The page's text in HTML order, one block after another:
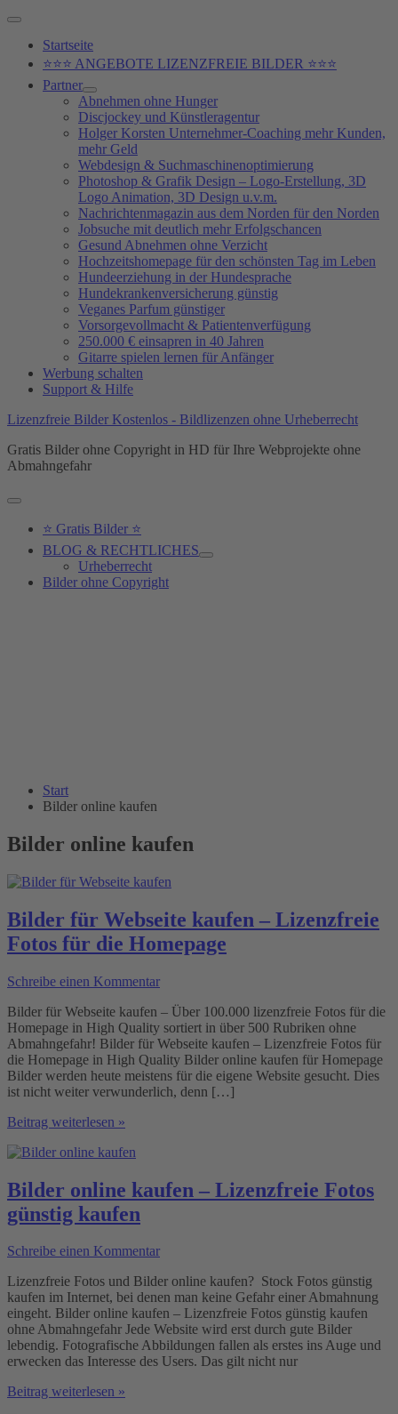
Zum
springen
Above
HeaderStartseite
⭐⭐⭐ ANGEBOTE LIZENZFREIE BILDER ⭐⭐⭐
Partner
Abnehmen ohne Hunger
Discjockey und Künstleragentur
Holger Korsten Unternehmer-Coaching mehr Kunden,
mehr Geld
Webdesign & Suchmaschinenoptimierung
Photoshop & Grafik Design – Logo-Erstellung, 3D
Logo Animation, 3D Design u.v.m.
Nachrichtenmagazin aus dem Norden für den Norden
Jobsuche mit deutlich mehr Erfolgschancen
Gesund Abnehmen ohne Verzicht
Hochzeitshomepage für den schönsten Tag im Leben
Hundeerziehung in der Hundesprache
Hundekrankenversicherung günstig
Veganes Parfum günstiger
Vorsorgevollmacht & Patientenverfügung
250.000 € einsapren in 40 Jahren
Gitarre spielen lernen für Anfänger
Werbung schalten
Support & Hilfe
Lizenzfreie Bilder Kostenlos - Bildlizenzen ohne Urheberrecht
Gratis Bilder ohne Copyright in HD für Ihre Webprojekte ohne
Abmahngefahr
Hauptmenü
⭐ Gratis Bilder ⭐
BLOG & RECHTLICHES
Urheberrecht
Bilder ohne Copyright
Start
Bilder online kaufen
Bilder online kaufen
Bilder für Webseite kaufen – Lizenzfreie
Fotos für die Homepage
Schreibe einen Kommentar
Bilder für Webseite kaufen – Über 100.000 lizenzfreie Fotos für die
Homepage in High Quality sortiert in über 500 Rubriken ohne
Abmahngefahr! Bilder für Webseite kaufen – Lizenzfreie Fotos für
die Homepage in High Quality Bilder online kaufen für Homepage
Bilder werden heute meistens für die eigene Website gesucht. Dies
ist nicht weiter verwunderlich, denn […]
Bilder
Webseite
–
Lizenzfreie
Fotos
die
Beitrag weiterlesen »
Bilder online kaufen – Lizenzfreie Fotos
günstig kaufen
Schreibe einen Kommentar
Lizenzfreie Fotos und Bilder online kaufen? Stock Fotos günstig
kaufen im Internet, bei denen man keine Gefahr einer Abmahnung
eingeht. Bilder online kaufen – Lizenzfreie Fotos günstig kaufen
ohne Abmahngefahr Jede Website wird erst durch gute Bilder
lebendig. Fotografische Abbildungen fallen als erstes ins Auge und
erwecken das Interesse des Users. Das gilt nicht nur
Bilder
Beitrag weiterlesen »